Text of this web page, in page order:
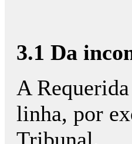
3.1 Da
A
linha, por